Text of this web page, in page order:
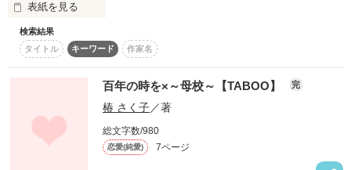
そこで再会した彼と
ＳＳ企画TABOO内
再会は恋へのカウントダウンシリーズ
１∽母校に行って［今作］
２∽飲み会で
テーマ【彼氏がいるのに母校に行って…】
表紙を見る
ピアニストを目指している幼馴染みの翔（しょう）。
彼氏のいる平凡な私。
ふたりは、高校卒業式の翌日、お互い引き寄せられるように母
そこでピアノを弾く翔は、いつもと違っていて……。
検索結果
タイトル
キーワード 作家名
百年の時を×～母校～【TABOO】 完
椿 さく子／著
総文字数/980
恋愛(純愛) 7ページ